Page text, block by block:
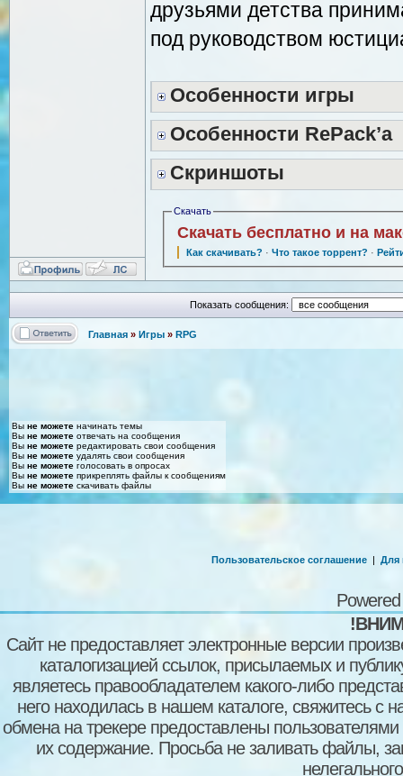
друзьями детства
под руководством
Особенности игры
Особенности RePack’а
Скриншоты
Скачать
Скачать бесплатно и на
Как скачивать? · Что такое торрент? ·
Показать сообщения:
Главная » Игры » RPG
Вы не можете начинать темы
Вы не можете отвечать на сообщения
Вы не можете редактировать свои сообщения
Вы не можете удалять свои сообщения
Вы не можете голосовать в опросах
Вы не можете прикреплять файлы к сообщениям
Вы не можете скачивать файлы
Пользовательское соглашение | Для
Сайт не предоставляет электронные версии
каталогизацией ссылок, присылаемых и
являетесь правообладателем какого-либо
него находилась в нашем каталоге, свяжитесь
обмена на трекере предоставлены пользователями
их содержание. Просьба не заливать файлы,